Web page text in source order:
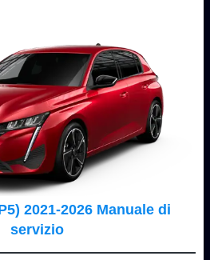
2021-2026 Manuale di
servizio